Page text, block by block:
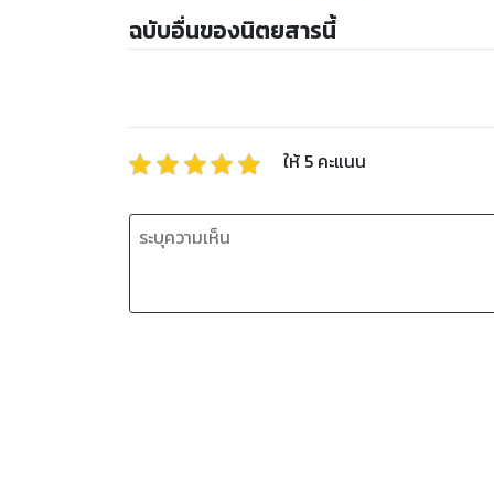
ฉบับอื่นของนิตยสารนี้
ให้ 5 คะแนน